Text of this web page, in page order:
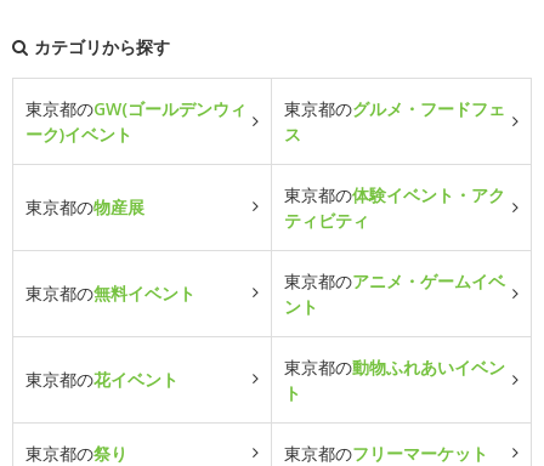
カテゴリから探す
東京都のGW(ゴールデンウィ
ーク)イベント
東京都のグルメ・フードフェ
ス
東京都の物産展
東京都の体験イベント・アク
ティビティ
東京都の無料イベント
東京都のアニメ・ゲームイベ
ント
東京都の花イベント
東京都の動物ふれあいイベン
ト
東京都の祭り 東京都のフリーマーケット